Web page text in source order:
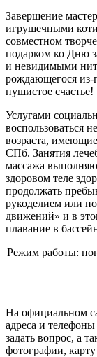
Завершение
игрушечными
совместном
подарком ко Дню
и невидимыми
рождающегося из-
пушистое счастье!
Услугами
воспользоваться
возраста,
СПб. Занятия
массажа
здоровом теле
продолжать
рукоделием или
движений» и в
плавание в
Режим работы:
На официальном
адреса и
задать вопрос, а
фотографии,